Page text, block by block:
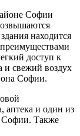
Софии
находится
доступ к
и свежий воздух
Софии.
аптека и один из
Софии. Также